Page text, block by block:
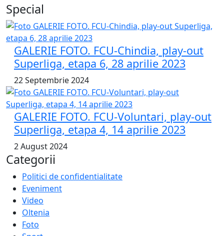
Special
GALERIE FOTO. FCU-Chindia, play-out
Superliga, etapa 6, 28 aprilie 2023
22 Septembrie 2024
GALERIE FOTO. FCU-Voluntari, play-out
Superliga, etapa 4, 14 aprilie 2023
2 August 2024
Categorii
Politici de confidentialitate
Eveniment
Video
Oltenia
Foto